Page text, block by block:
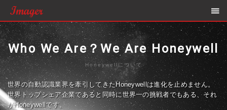
Who We Are？We Are Honeywell
Honeywellについて
世界の自動認識業界を牽引してきたHoneywellは進化を止めません。
世界トップシェア企業であると同時に世界一の挑戦者でもある、それ
がHoneywellです。